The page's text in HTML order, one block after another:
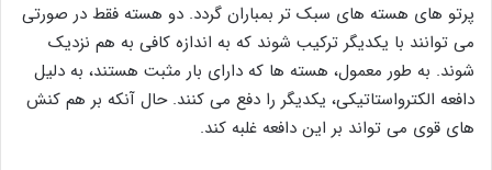
پرتو های هسته‌ های سبک ‌تر بمباران گردد. دو هسته فقط در صورتی
می توانند با یکدیگر ترکیب شوند که به اندازه کافی به هم نزدیک
شوند. به طور معمول، هسته ها که دارای بار مثبت هستند، به دلیل
دافعه الکترواستاتیکی، یکدیگر را دفع می کنند. حال آنکه بر هم کنش
های قوی می تواند بر این دافعه غلبه کند.